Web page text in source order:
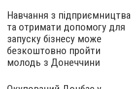
Навчання з підприємництва
та отримати допомогу для
запуску бізнесу може
безкоштовно пройти
молодь з Донеччини